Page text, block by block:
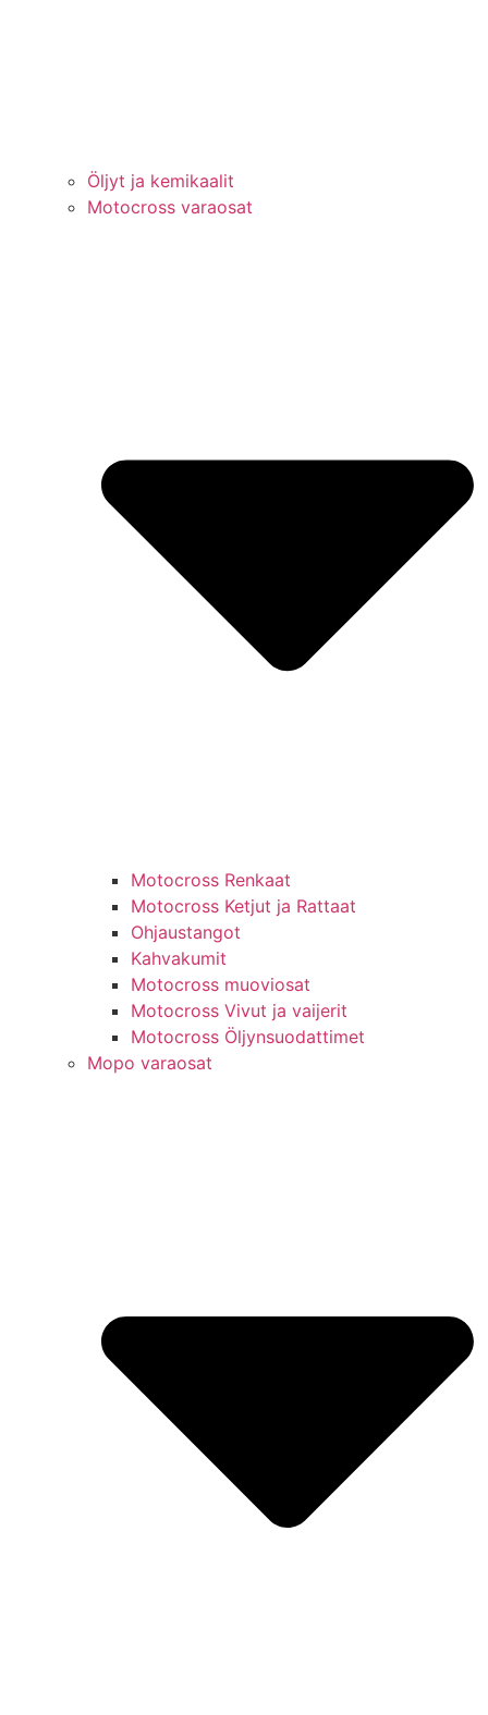
Öljyt ja kemikaalit
Motocross varaosat
Motocross Renkaat
Motocross Ketjut ja Rattaat
Ohjaustangot
Kahvakumit
Motocross muoviosat
Motocross Vivut ja vaijerit
Motocross Öljynsuodattimet
Mopo varaosat